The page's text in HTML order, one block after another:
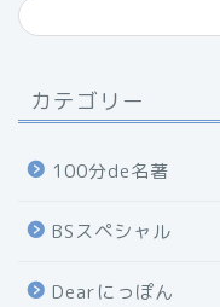
カテゴリー
100分de名著
BSスペシャル
Dearにっぽん